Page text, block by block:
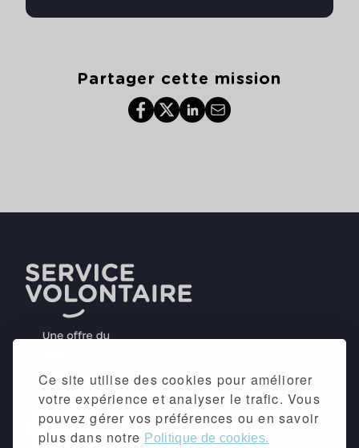
Ce site utilise des cookies pour améliorer
votre expérience et analyser le trafic. Vous
pouvez gérer vos préférences ou en savoir
plus dans notre Politique de cookies.
Partager cette mission